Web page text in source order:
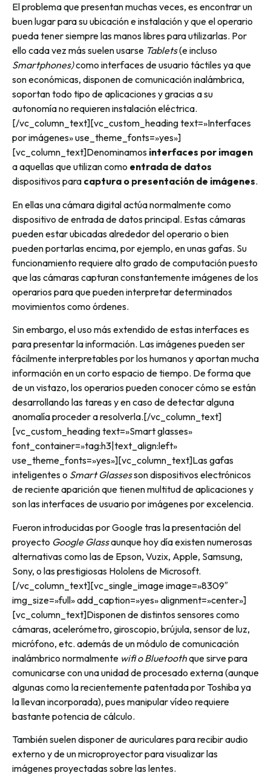
El problema que presentan muchas veces, es encontrar un
buen lugar para su ubicación e instalación y que el operario
pueda tener siempre las manos libres para utilizarlas. Por
ello cada vez más suelen usarse Tablets(e incluso
Smartphones)como interfaces de usuario táctiles ya que
son económicas, disponen de comunicación inalámbrica,
soportan todo tipo de aplicaciones y gracias a su
autonomía no requieren instalación eléctrica.
[/vc_column_text][vc_custom_heading text=»Interfaces
por imágenes» use_theme_fonts=»yes»]
[vc_column_text]Denominamos interfaces por imagen
a aquellas que utilizan como entrada de datos
dispositivos para captura o presentación de imágenes.
En ellas una cámara digital actúa normalmente como
dispositivo de entrada de datos principal. Estas cámaras
pueden estar ubicadas alrededor del operario o bien
pueden portarlas encima, por ejemplo, en unas gafas. Su
funcionamiento requiere alto grado de computación puesto
que las cámaras capturan constantemente imágenes de los
operarios para que pueden interpretar determinados
movimientos como órdenes.
Sin embargo, el uso más extendido de estas interfaces es
para presentar la información. Las imágenes pueden ser
fácilmente interpretables por los humanos y aportan mucha
información en un corto espacio de tiempo. De forma que
de un vistazo, los operarios pueden conocer cómo se están
desarrollando las tareas y en caso de detectar alguna
anomalía proceder a resolverla.[/vc_column_text]
[vc_custom_heading text=»Smart glasses»
font_container=»tag:h3|text_align:left»
use_theme_fonts=»yes»][vc_column_text]Las gafas
inteligentes o Smart Glassesson dispositivos electrónicos
de reciente aparición que tienen multitud de aplicaciones y
son las interfaces de usuario por imágenes por excelencia.
Fueron introducidas por Google tras la presentación del
proyecto Google Glassaunque hoy día existen numerosas
alternativas como las de Epson, Vuzix, Apple, Samsung,
Sony, o las prestigiosas Hololens de Microsoft.
[/vc_column_text][vc_single_image image=»8309″
img_size=»full» add_caption=»yes» alignment=»center»]
[vc_column_text]Disponen de distintos sensores como
cámaras, acelerómetro, giroscopio, brújula, sensor de luz,
micrófono, etc. además de un módulo de comunicación
inalámbrico normalmente wifi o Bluetoothque sirve para
comunicarse con una unidad de procesado externa (aunque
algunas como la recientemente patentada por Toshiba ya
la llevan incorporada), pues manipular vídeo requiere
bastante potencia de cálculo.
También suelen disponer de auriculares para recibir audio
externo y de un microproyector para visualizar las
imágenes proyectadas sobre las lentes.